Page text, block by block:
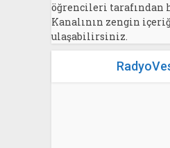
öğrencileri tarafından
Kanalının zengin
ulaşabilirsiniz.